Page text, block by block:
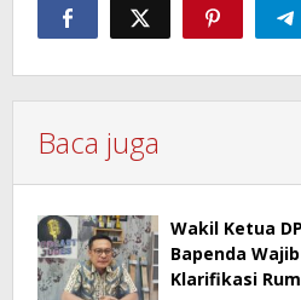
Baca juga
Wakil Ketua
Bapenda
Klarifikasi